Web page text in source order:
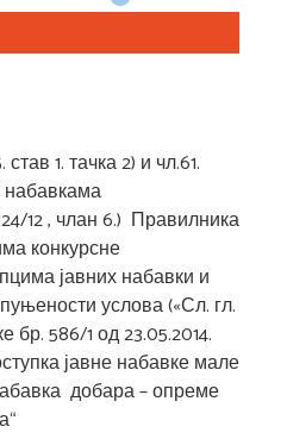
1. тачка 2) и чл.61.
набавкама
12 , члан 6.) Правилника
конкурсне
јавних набавки и
услова («Сл. гл.
бр. 586/1 од 23.05.2014.
јавне набавке мале
добара – опреме